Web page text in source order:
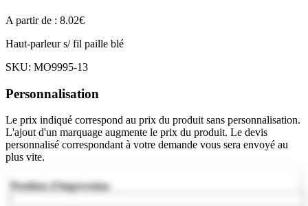
A partir de : 8.02€
Haut-parleur s/ fil paille blé
SKU: MO9995-13
Personnalisation
Le prix indiqué correspond au prix du produit sans personnalisation.
L'ajout d'un marquage augmente le prix du produit. Le devis
personnalisé correspondant à votre demande vous sera envoyé au
plus vite.
Position d'impression